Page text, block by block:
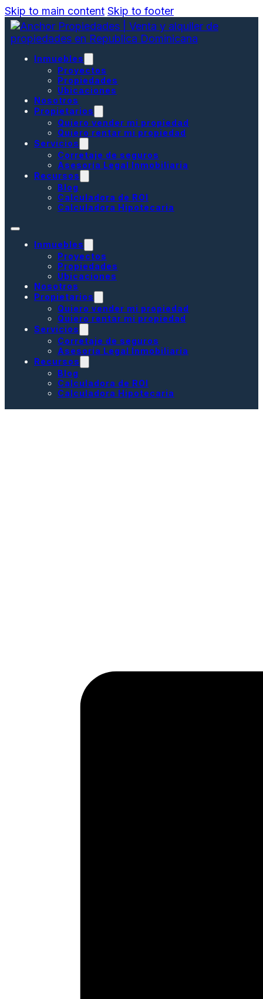
Skip to main content Skip to footer
Inmuebles
Proyectos
Propiedades
Ubicaciones
Nosotros
Propietarios
Quiero vender mi propiedad
Quiero rentar mi propiedad
Servicios
Corretaje de seguros
Asesoría Legal Inmobiliaria
Recursos
Blog
Calculadora de ROI
Calculadora Hipotecaria
Inmuebles
Proyectos
Propiedades
Ubicaciones
Nosotros
Propietarios
Quiero vender mi propiedad
Quiero rentar mi propiedad
Servicios
Corretaje de seguros
Asesoría Legal Inmobiliaria
Recursos
Blog
Calculadora de ROI
Calculadora Hipotecaria